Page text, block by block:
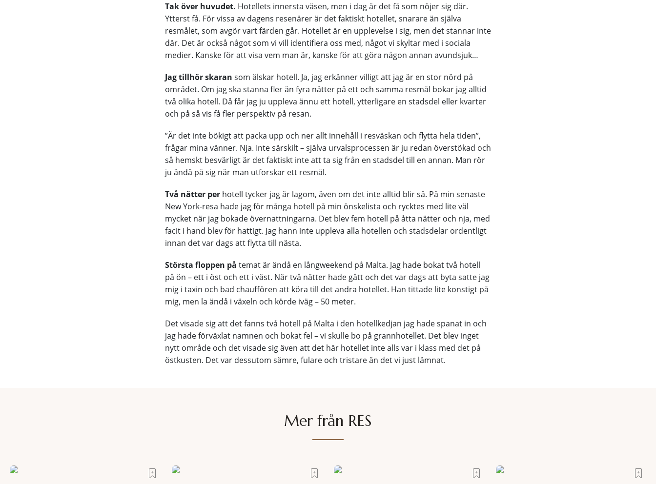
Tak över huvudet. Hotellets innersta väsen, men i dag är det få som nöjer sig där.
Ytterst få. För vissa av dagens resenärer är det faktiskt hotellet, snarare än själva
resmålet, som avgör vart färden går. Hotellet är en upplevelse i sig, men det stannar inte
där. Det är också något som vi vill identifiera oss med, något vi skyltar med i sociala
medier. Kanske för att visa vem man är, kanske för att göra någon annan avundsjuk…
Jag tillhör skaran som älskar hotell. Ja, jag erkänner villigt att jag är en stor nörd på
området. Om jag ska stanna fler än fyra nätter på ett och samma resmål bokar jag alltid
två olika hotell. Då får jag ju uppleva ännu ett hotell, ytterligare en stadsdel eller kvarter
och på så vis få fler perspektiv på resan.
”Är det inte bökigt att packa upp och ner allt innehåll i resväskan och flytta hela tiden”,
frågar mina vänner. Nja. Inte särskilt – själva urvalsprocessen är ju redan överstökad och
så hemskt besvärligt är det faktiskt inte att ta sig från en stadsdel till en annan. Man rör
ju ändå på sig när man utforskar ett resmål.
Två nätter per hotell tycker jag är lagom, även om det inte alltid blir så. På min senaste
New York-resa hade jag för många hotell på min önskelista och rycktes med lite väl
mycket när jag bokade övernattningarna. Det blev fem hotell på åtta nätter och nja, med
facit i hand blev för hattigt. Jag hann inte uppleva alla hotellen och stadsdelar ordentligt
innan det var dags att flytta till nästa.
Största floppen på temat är ändå en långweekend på Malta. Jag hade bokat två hotell
på ön – ett i öst och ett i väst. När två nätter hade gått och det var dags att byta satte jag
mig i taxin och bad chauffören att köra till det andra hotellet. Han tittade lite konstigt på
mig, men la ändå i växeln och körde iväg – 50 meter.
Det visade sig att det fanns två hotell på Malta i den hotellkedjan jag hade spanat in och
jag hade förväxlat namnen och bokat fel – vi skulle bo på grannhotellet. Det blev inget
nytt område och det visade sig även att det här hotellet inte alls var i klass med det på
östkusten. Det var dessutom sämre, fulare och tristare än det vi just lämnat.
Mer från RES